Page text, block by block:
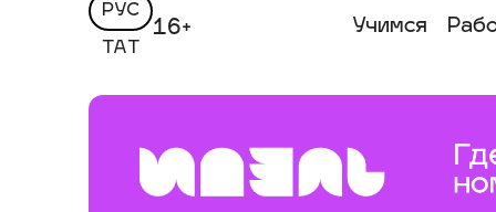
РУС
ТАТ
16+ Учимся